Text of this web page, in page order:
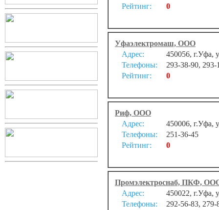
Рейтинг:
0
Уфаэлектромаш, ООО
Адрес:
450056, г.Уфа,
Телефоны:
293-38-90, 293-
Рейтинг:
0
Риф, ООО
Адрес:
450006, г.Уфа,
Телефоны:
251-36-45
Рейтинг:
0
Промэлектроснаб, ПКФ,
Адрес:
450022, г.Уфа,
Телефоны:
292-56-83, 279-